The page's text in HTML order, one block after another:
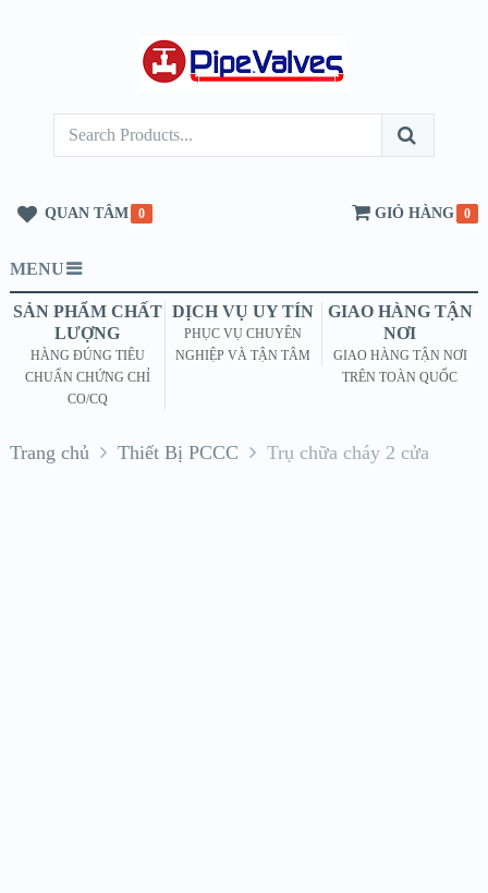
QUAN TÂM 0 GIỎ HÀNG 0
MENU
SẢN PHẨM CHẤT
LƯỢNG
HÀNG ĐÚNG TIÊU
CHUẨN CHỨNG CHỈ
CO/CQ
DỊCH VỤ UY TÍN
PHỤC VỤ CHUYÊN
NGHIỆP VÀ TẬN TÂM
GIAO HÀNG TẬN
NƠI
GIAO HÀNG TẬN NƠI
TRÊN TOÀN QUỐC
Trang chủ Thiết Bị PCCC Trụ chữa cháy 2 cửa